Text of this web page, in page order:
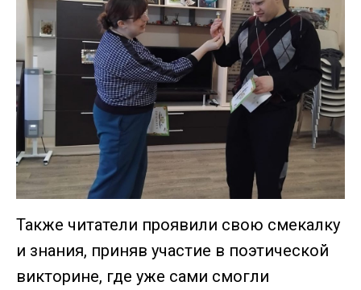
Также читатели проявили свою смекалку
и знания, приняв участие в поэтической
викторине, где уже сами смогли